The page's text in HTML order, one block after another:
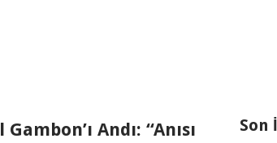
Andı: “Anısı
Son